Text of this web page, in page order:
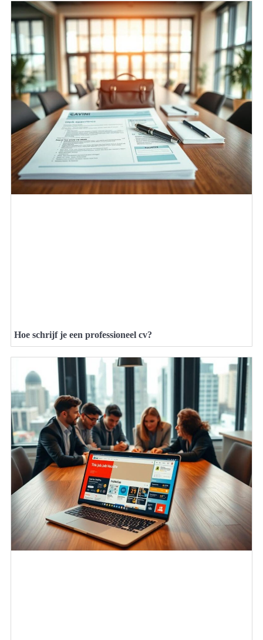
Hoe schrijf je een professioneel cv?